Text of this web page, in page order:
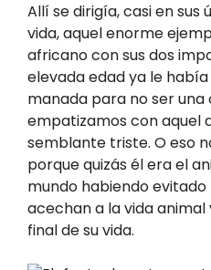
Allí se dirigía, casi en sus
vida, aquel enorme
africano con sus dos
elevada edad ya le
manada para no ser una
empatizamos con aquel
semblante triste. O eso
porque quizás él era el
mundo habiendo
acechan a la vida
final de su vida.